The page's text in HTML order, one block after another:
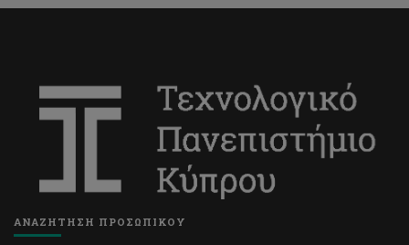
ΑΝΑΖΗΤΗΣΗ ΠΡΟΣΩΠΙΚΟΥ